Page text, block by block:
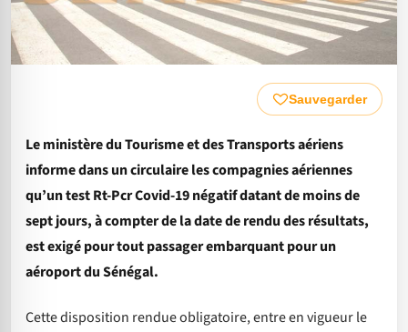
Sauvegarder
Le ministère du Tourisme et des Transports aériens
informe dans un circulaire les compagnies aériennes
qu’un test Rt-Pcr Covid-19 négatif datant de moins de
sept jours, à compter de la date de rendu des résultats,
est exigé pour tout passager embarquant pour un
aéroport du Sénégal.
Cette disposition rendue obligatoire, entre en vigueur le